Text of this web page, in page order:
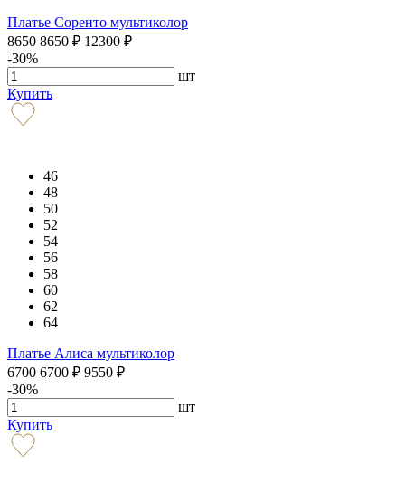
Платье Соренто мультиколор
8650 8650 ₽ 12300 ₽
-30%
шт
Купить
46
48
50
52
54
56
58
60
62
64
Платье Алиса мультиколор
6700 6700 ₽ 9550 ₽
-30%
шт
Купить